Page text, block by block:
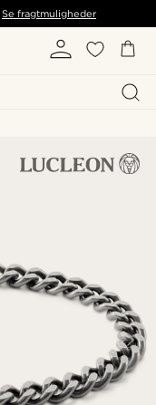
Se fragtmuligheder